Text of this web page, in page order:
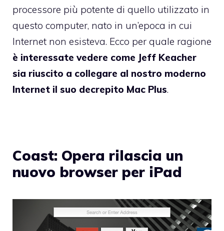
processore più potente di quello utilizzato in
questo computer, nato in un’epoca in cui
Internet non esisteva. Ecco per quale ragione
è interessate vedere come Jeff Keacher
sia riuscito a collegare al nostro moderno
Internet il suo decrepito Mac Plus.
Coast: Opera rilascia un
nuovo browser per iPad